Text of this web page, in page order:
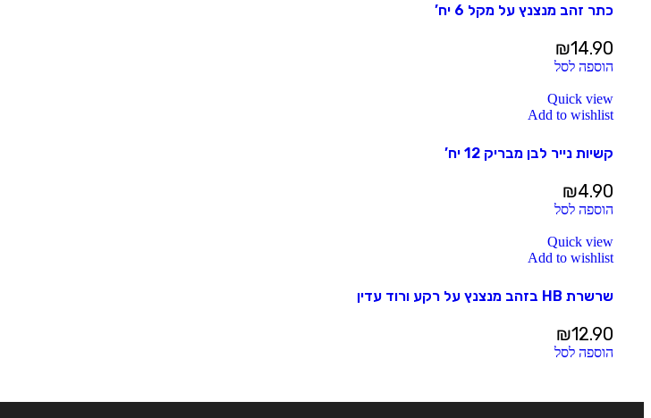
כתר זהב מנצנץ על מקל 6 יח’
₪14.90
הוספה לסל
Quick view
Add to wishlist
קשיות נייר לבן מבריק 12 יח’
₪4.90
הוספה לסל
Quick view
Add to wishlist
שרשרת HB בזהב מנצנץ על רקע ורוד עדין
₪12.90
הוספה לסל